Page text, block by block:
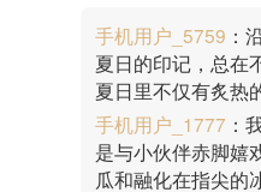
手机用户_5759 ：
夏日的印记，总在
夏日里不仅有炙热
手机用户_1777 ：
是与小伙伴赤脚嬉
瓜和融化在指尖的